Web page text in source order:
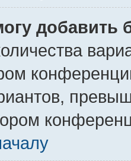
добавить